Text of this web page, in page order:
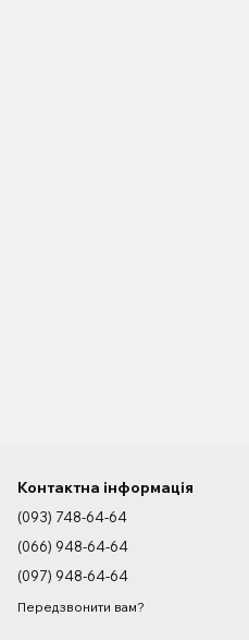
Контактна інформація
(093) 748-64-64
(066) 948-64-64
(097) 948-64-64
Передзвонити вам?